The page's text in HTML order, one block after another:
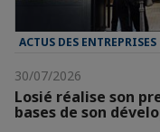
ACTUS DES ENTREPRISES
30/07/2026
Losié réalise son
bases de son